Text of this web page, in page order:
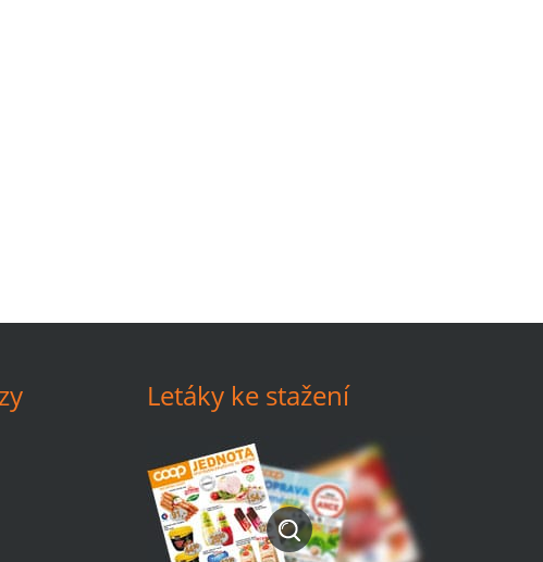
Letáky ke stažení